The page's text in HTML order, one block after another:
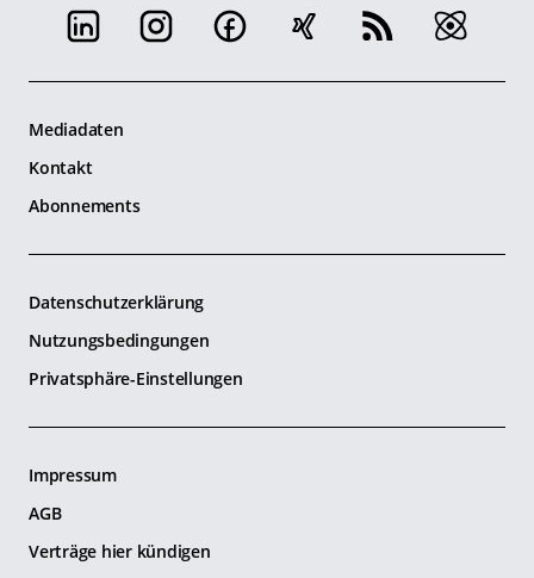
Mediadaten
Kontakt
Abonnements
Datenschutzerklärung
Nutzungsbedingungen
Privatsphäre-Einstellungen
Impressum
AGB
Verträge hier kündigen